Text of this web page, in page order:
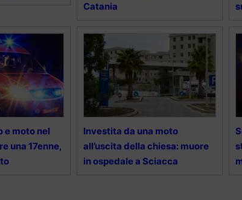
Catania
e moto nel
una 17enne,
Investita da una moto
all’uscita della chiesa: muore
in ospedale a Sciacca